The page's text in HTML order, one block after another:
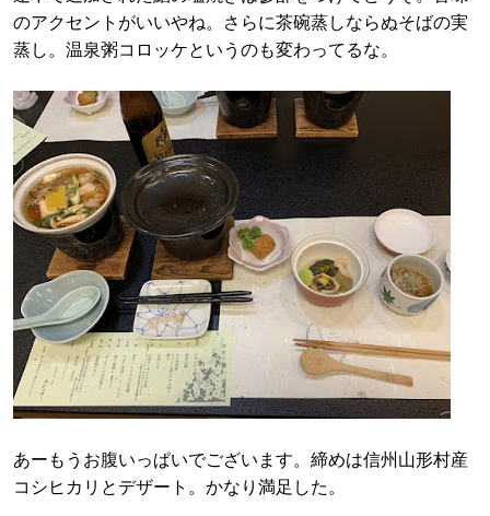
のアクセントがいいやね。さらに茶碗蒸しならぬそばの実
蒸し。温泉粥コロッケというのも変わってるな。
あーもうお腹いっぱいでございます。締めは信州山形村産
コシヒカリとデザート。かなり満足した。